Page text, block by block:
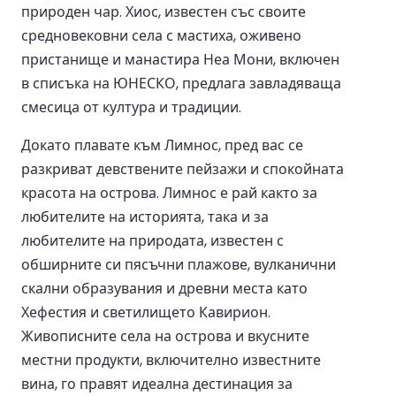
природен чар. Хиос, известен със своите
средновековни села с мастиха, оживено
пристанище и манастира Неа Мони, включен
в списъка на ЮНЕСКО, предлага завладяваща
смесица от култура и традиции.
Докато плавате към Лимнос, пред вас се
разкриват девствените пейзажи и спокойната
красота на острова. Лимнос е рай както за
любителите на историята, така и за
любителите на природата, известен с
обширните си пясъчни плажове, вулканични
скални образувания и древни места като
Хефестия и светилището Кавирион.
Живописните села на острова и вкусните
местни продукти, включително известните
вина, го правят идеална дестинация за